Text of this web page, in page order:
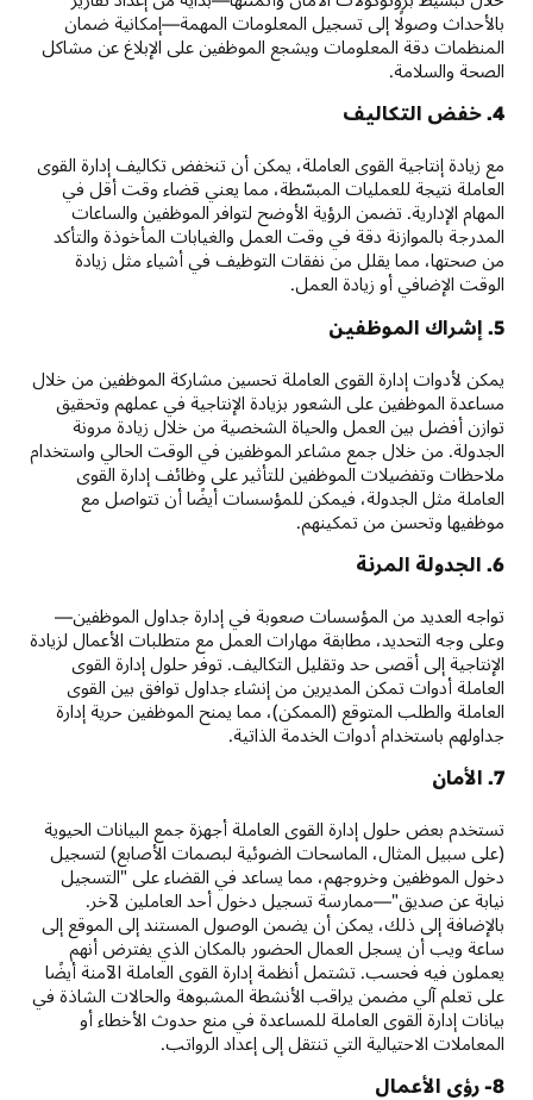
بالأحداث وصولًا إلى تسجيل المعلومات المهمة—إمكانية ضمان
المنظمات دقة المعلومات ويشجع الموظفين على الإبلاغ عن مشاكل
الصحة والسلامة.
4. خفض التكاليف
مع زيادة إنتاجية القوى العاملة، يمكن أن تنخفض تكاليف إدارة القوى
العاملة نتيجة للعمليات المبسّطة، مما يعني قضاء وقت أقل في
المهام الإدارية. تضمن الرؤية الأوضح لتوافر الموظفين والساعات
المدرجة بالموازنة دقة في وقت العمل والغيابات المأخوذة والتأكد
من صحتها، مما يقلل من نفقات التوظيف في أشياء مثل زيادة
الوقت الإضافي أو زيادة العمل.
5. إشراك الموظفين
يمكن لأدوات إدارة القوى العاملة تحسين مشاركة الموظفين من خلال
مساعدة الموظفين على الشعور بزيادة الإنتاجية في عملهم وتحقيق
توازن أفضل بين العمل والحياة الشخصية من خلال زيادة مرونة
الجدولة. من خلال جمع مشاعر الموظفين في الوقت الحالي واستخدام
ملاحظات وتفضيلات الموظفين للتأثير على وظائف إدارة القوى
العاملة مثل الجدولة، فيمكن للمؤسسات أيضًا أن تتواصل مع
موظفيها وتحسن من تمكينهم.
6. الجدولة المرنة
تواجه العديد من المؤسسات صعوبة في إدارة جداول الموظفين—
وعلى وجه التحديد، مطابقة مهارات العمل مع متطلبات الأعمال لزيادة
الإنتاجية إلى أقصى حد وتقليل التكاليف. توفر حلول إدارة القوى
العاملة أدوات تمكن المديرين من إنشاء جداول توافق بين القوى
العاملة والطلب المتوقع (الممكن)، مما يمنح الموظفين حرية إدارة
جداولهم باستخدام أدوات الخدمة الذاتية.
7. الأمان
تستخدم بعض حلول إدارة القوى العاملة أجهزة جمع البيانات الحيوية
(على سبيل المثال، الماسحات الضوئية لبصمات الأصابع) لتسجيل
دخول الموظفين وخروجهم، مما يساعد في القضاء على "التسجيل
نيابة عن صديق"—ممارسة تسجيل دخول أحد العاملين لآخر.
بالإضافة إلى ذلك، يمكن أن يضمن الوصول المستند إلى الموقع إلى
ساعة ويب أن يسجل العمال الحضور بالمكان الذي يفترض أنهم
يعملون فيه فحسب. تشتمل أنظمة إدارة القوى العاملة الآمنة أيضًا
على تعلم آلي مضمن يراقب الأنشطة المشبوهة والحالات الشاذة في
بيانات إدارة القوى العاملة للمساعدة في منع حدوث الأخطاء أو
المعاملات الاحتيالية التي تنتقل إلى إعداد الرواتب.
8- رؤى الأعمال